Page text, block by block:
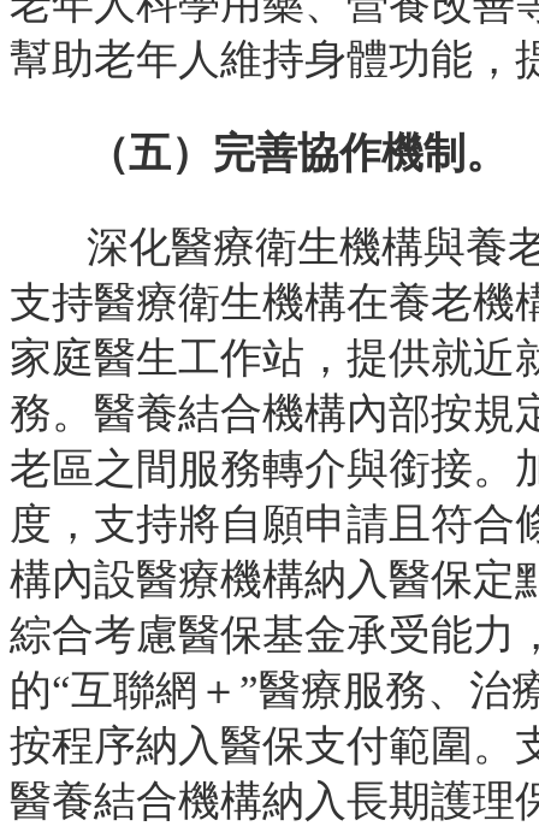
幫助老年人維持身體功能，
（五）完善協作機制。
深化醫療衛生機構與養
支持醫療衛生機構在養老機
家庭醫生工作站，提供就近
務。醫養結合機構內部按規
老區之間服務轉介與銜接。
度，支持將自願申請且符合
構內設醫療機構納入醫保定
綜合考慮醫保基金承受能力
的“互聯網＋”醫療服務、治
按程序納入醫保支付範圍。
醫養結合機構納入長期護理